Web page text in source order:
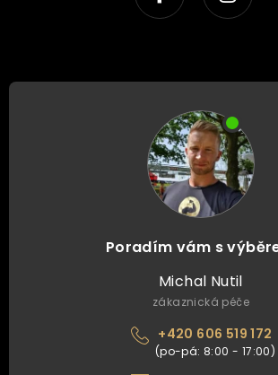
Poradím vám s
Michal Nutil
zákaznická péče
+420 606 519 172